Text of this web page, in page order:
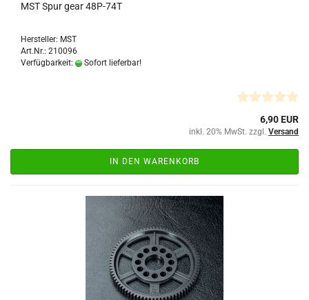
MST Spur gear 48P-74T
Hersteller: MST
Art.Nr.: 210096
Verfügbarkeit:
Sofort lieferbar!
6,90 EUR
inkl. 20% MwSt. zzgl. Versand
IN DEN WARENKORB